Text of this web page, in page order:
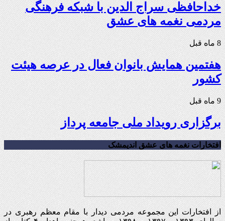
خداحافظی سراج الدین با شبکه فرهنگی
مردمی نغمه های عشق
8 ماه قبل
هفتمین همایش بانوان فعال در عرصه‌ هیئت
کشور
9 ماه قبل
برگزاری رویداد ملی جامعه پرداز
افتخارات نغمه های عشق اندیمشک
از افتخارات این مجموعه مردمی دیدار با مقام معظم رهبری در